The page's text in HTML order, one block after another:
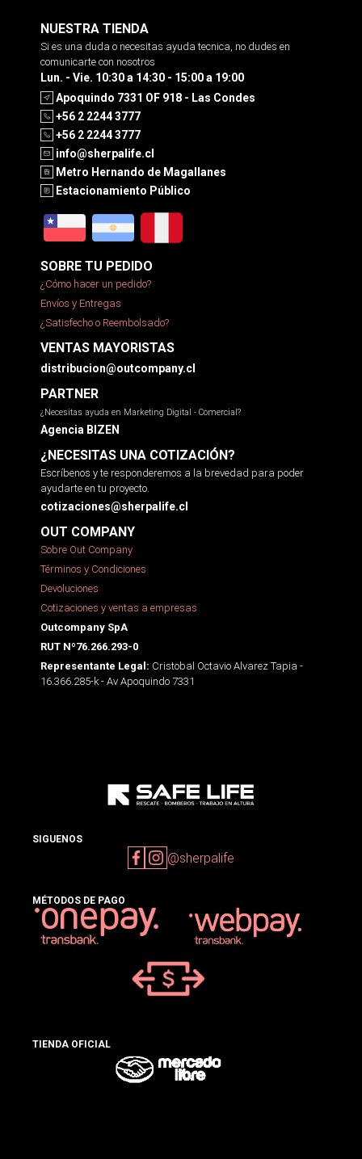
NUESTRA TIENDA
Si es una duda o necesitas ayuda tecnica, no dudes en
comunicarte con nosotros
Lun. - Vie. 10:30 a 14:30 - 15:00 a 19:00
Apoquindo 7331 OF 918 - Las Condes
+56 2 2244 3777
+56 2 2244 3777
info@sherpalife.cl
Metro Hernando de Magallanes
Estacionamiento Público
SOBRE TU PEDIDO
¿Cómo hacer un pedido?
Envíos y Entregas
¿Satisfecho o Reembolsado?
VENTAS MAYORISTAS
distribucion@outcompany.cl
PARTNER
¿Necesitas ayuda en Marketing Digital - Comercial?
Agencia BIZEN
¿NECESITAS UNA COTIZACIÓN?
Escríbenos y te responderemos a la brevedad para poder
ayudarte en tu proyecto.
cotizaciones@sherpalife.cl
OUT COMPANY
Sobre Out Company
Términos y Condiciones
Devoluciones
Cotizaciones y ventas a empresas
Outcompany SpA
RUT Nº76.266.293-0
Representante Legal: Cristobal Octavio Alvarez Tapia -
16.366.285-k - Av Apoquindo 7331
SIGUENOS
@sherpalife
MÉTODOS DE PAGO
TIENDA OFICIAL